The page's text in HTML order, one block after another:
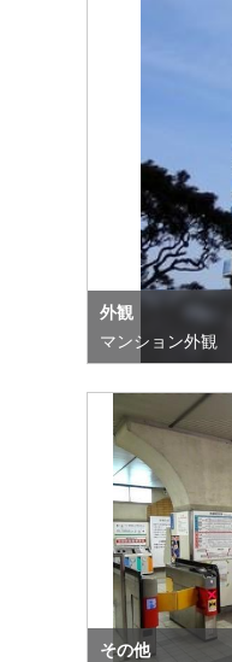
外観
マンション外観
その他